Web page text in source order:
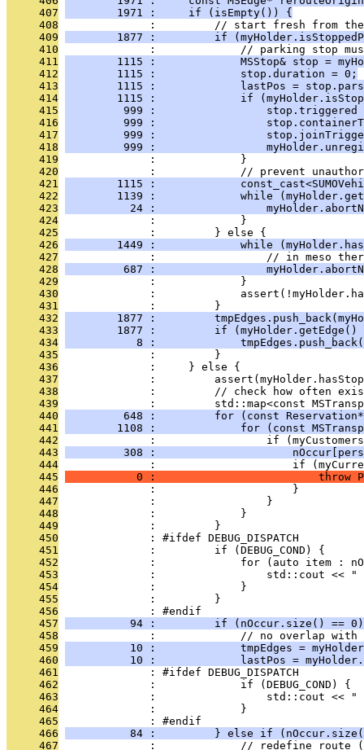
     407
        1971 :     if (isEmpty()) {
     408
:         // start fresh from
     409
1877 :         if
     410
:             // parking stop
     411
1115 :             MSStop& stop =
     412
        1115 :             stop.duration = 0;
     413
1115 :             lastPos =
     414
1115 :             if
     415
999 :                 stop.triggered
     416
999 :
     417
999 :
     418
999 :
     419
              :             }
     420
:             // prevent
     421
1115 :
     422
1139 :             while
     423
24 :
     424
              :             }
     425
              :         } else {
     426
1449 :             while
     427
:                 // in meso
     428
687 :
     429
              :             }
     430
:
     431
              :         }
     432
1877 :
     433
1877 :         if (myHolder.getEdge()
     434
8 :
     435
              :         }
     436
              :     } else {
     437
:
     438
:         // check how often
     439
:         std::map<const
     440
648 :         for (const
     441
1108 :             for (const
     442
:                 if
     443
308 :
     444
:                     if
     445
0 :                         throw
     446
              :                     }
     447
              :                 }
     448
              :             }
     449
              :         }
     450
              : #ifdef DEBUG_DISPATCH
     451
              :         if (DEBUG_COND) {
     452
:             for (auto item :
     453
:                 std::cout <<
     454
              :             }
     455
              :         }
     456
              : #endif
     457
94 :         if (nOccur.size() ==
     458
:             // no overlap
     459
10 :             tmpEdges =
     460
10 :             lastPos =
     461
              : #ifdef DEBUG_DISPATCH
     462
              :             if (DEBUG_COND) {
     463
:                 std::cout <<
     464
              :             }
     465
              : #endif
     466
84 :         } else if
     467
:             // redefine route